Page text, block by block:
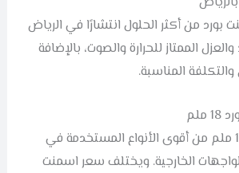
من أكثر الحلول انتشارًا في الرياض
الممتاز للحرارة والصوت، بالإضافة
المناسبة.
يعتبر اسمنت بورد 18 ملم من أقوى الأنواع المستخدمة في
الخارجية. ويختلف سعر اسمنت